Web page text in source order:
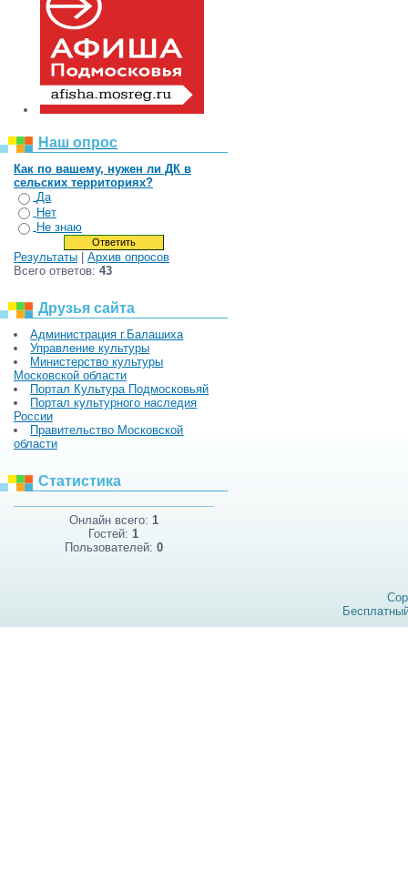
Наш опрос
Как по вашему, нужен ли ДК в
сельских территориях?
Да
Нет
Не знаю
Результаты | Архив опросов
Всего ответов: 43
Друзья сайта
Администрация г.Балашиха
Управление культуры
Министерство культуры
Московской области
Портал Культура Подмосковьяй
Портал культурного наследия
России
Правительство Московской
области
Статистика
Онлайн всего: 1
Гостей: 1
Пользователей: 0